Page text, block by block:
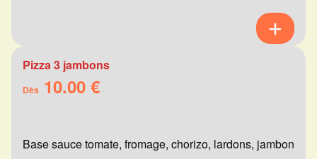
Pizza 3 jambons
Dès 10.00 €
Base sauce tomate, fromage, chorizo, lardons, jambon